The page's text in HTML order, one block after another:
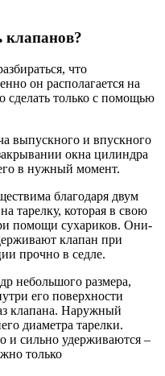
клапанов?
что
он располагается на
сделать только с помощью
выпускного и впускного
окна цилиндра
в нужный момент.
благодаря двум
тарелку, которая в свою
помощи сухариков. Они-
клапан при
прочно в седле.
небольшого размера,
его поверхности
клапана. Наружный
диаметра тарелки.
и сильно удерживаются –
только